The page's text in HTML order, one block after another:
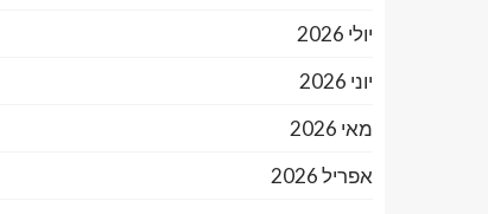
יולי 2026
יוני 2026
מאי 2026
אפריל 2026